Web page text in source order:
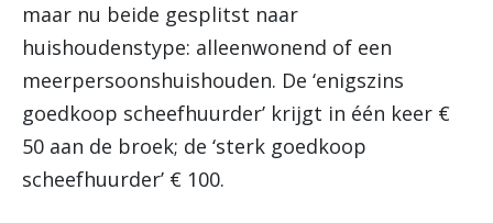
maar nu beide gesplitst naar
huishoudenstype: alleenwonend of een
meerpersoonshuishouden. De ‘enigszins
goedkoop scheefhuurder’ krijgt in één keer €
50 aan de broek; de ‘sterk goedkoop
scheefhuurder’ € 100.